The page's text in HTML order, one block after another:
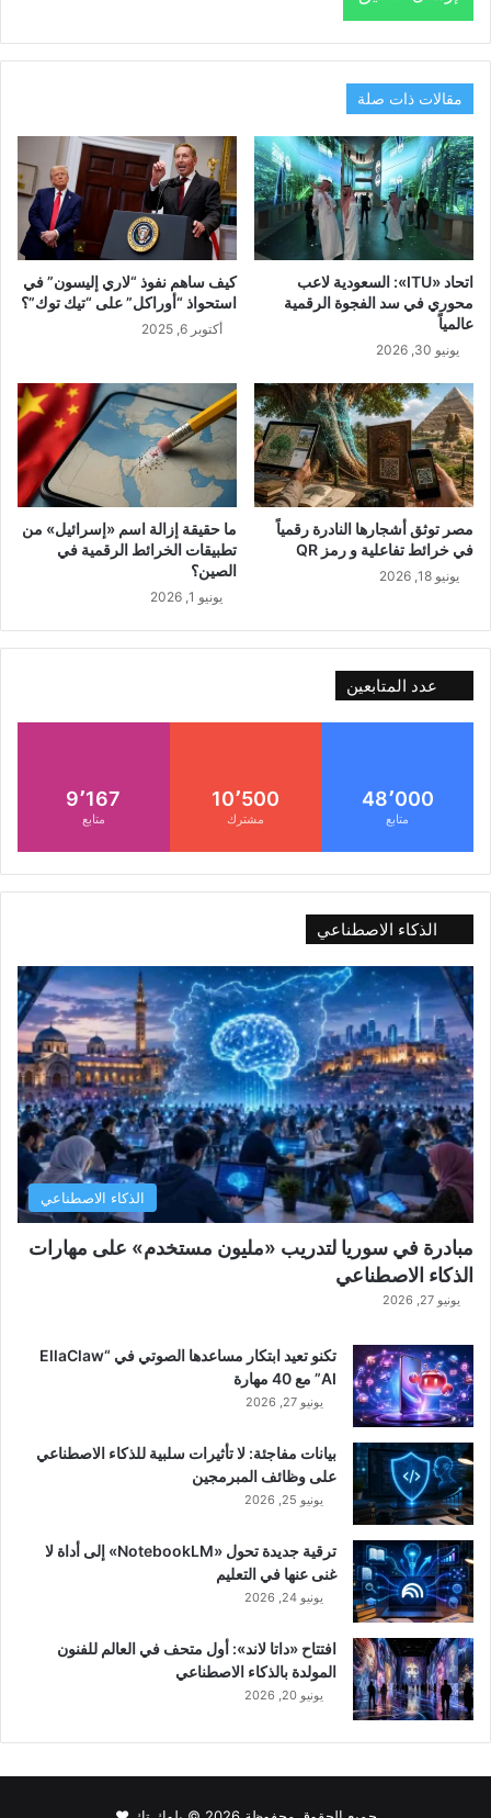
مقالات ذات صلة
اتحاد «ITU»: السعودية لاعب
محوري في سد الفجوة الرقمية
عالمياً
يونيو 30, 2026
كيف ساهم نفوذ “لاري إليسون” في
استحواذ “أوراكل” على “تيك توك”؟
أكتوبر 6, 2025
مصر توثق أشجارها النادرة رقمياً
في خرائط تفاعلية و رمز QR
يونيو 18, 2026
ما حقيقة إزالة اسم «إسرائيل» من
تطبيقات الخرائط الرقمية في
الصين؟
يونيو 1, 2026
عدد المتابعين
48٬000
متابع
10٬500
مشترك
9٬167
متابع
الذكاء الاصطناعي
الذكاء الاصطناعي
مبادرة في سوريا لتدريب «مليون مستخدم» على مهارات
الذكاء الاصطناعي
يونيو 27, 2026
تكنو تعيد ابتكار مساعدها الصوتي في “EllaClaw
AI” مع 40 مهارة
يونيو 27, 2026
بيانات مفاجئة: لا تأثيرات سلبية للذكاء الاصطناعي
على وظائف المبرمجين
يونيو 25, 2026
ترقية جديدة تحول «NotebookLM» إلى أداة لا
غنى عنها في التعليم
يونيو 24, 2026
افتتاح «داتا لاند»: أول متحف في العالم للفنون
المولدة بالذكاء الاصطناعي
يونيو 20, 2026